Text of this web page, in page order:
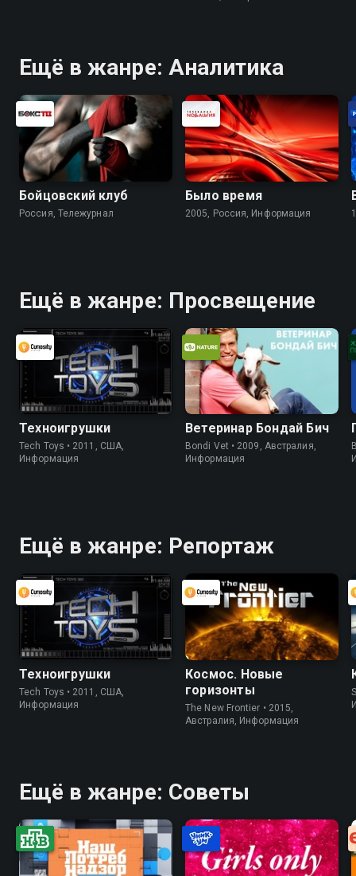
Ещё в жанре: Аналитика
Бойцовский клуб
Россия, Тележурнал
Было время
2005, Россия, Информация
Ещё в жанре: Просвещение
Техноигрушки
Tech Toys • 2011, США,
Информация
Ветеринар Бондай Бич
Bondi Vet • 2009, Австралия,
Информация
Ещё в жанре: Репортаж
Техноигрушки
Tech Toys • 2011, США,
Информация
Космос. Новые
горизонты
The New Frontier • 2015,
Австралия, Информация
Ещё в жанре: Советы